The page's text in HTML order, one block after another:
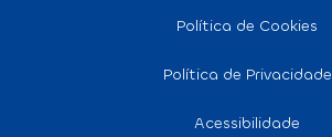
Política de Cookies
Política de Privacidade
Acessibilidade